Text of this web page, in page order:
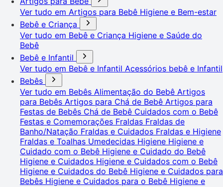
Ver tudo em Artigos para Bebê Higiene e Bem-estar
Bebê e Criança
Ver tudo em Bebê e Criança Higiene e Saúde do
Bebê
Bebê e Infantil
Ver tudo em Bebê e Infantil Acessórios bebê e Infantil
Bebês
Ver tudo em Bebês Alimentação do Bebê Artigos
para Bebês Artigos para Chá de Bebê Artigos para
Festas de Bebês Chá de Bebê Cuidados com o Bebê
Festas e Comemorações Fraldas Fraldas de
Banho/Natação Fraldas e Cuidados Fraldas e Higiene
Fraldas e Toalhas Umedecidas Higiene Higiene e
Cuidado com o Bebê Higiene e Cuidado do Bebê
Higiene e Cuidados Higiene e Cuidados com o Bebê
Higiene e Cuidados do Bebê Higiene e Cuidados para
Bebês Higiene e Cuidados para o Bebê Higiene e